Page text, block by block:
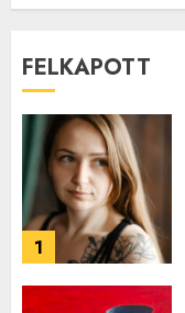
FELKAPOTT
1